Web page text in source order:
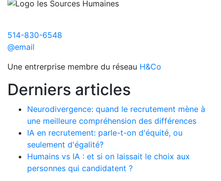
514-830-6548
@email
Une entrerprise membre du réseau H&Co
Derniers articles
Neurodivergence: quand le recrutement mène à
une meilleure compréhension des différences
IA en recrutement: parle-t-on d'équité, ou
seulement d'égalité?
Humains vs IA : et si on laissait le choix aux
personnes qui candidatent ?